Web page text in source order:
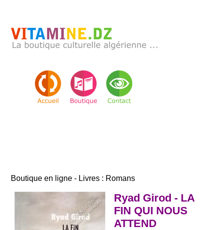
Boutique en ligne - Livres : Romans
Ryad Girod - LA
FIN QUI NOUS
ATTEND